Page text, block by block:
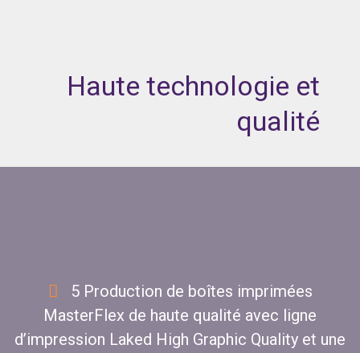
Haute technologie et
qualité
5 Production de boîtes imprimées
MasterFlex de haute qualité avec ligne
d’impression Laked High Graphic Quality et une